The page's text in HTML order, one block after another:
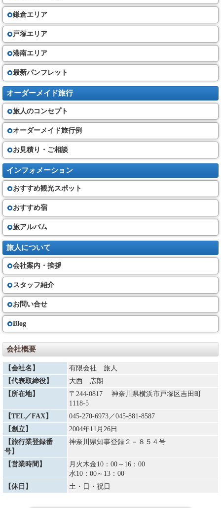
鎌倉エリア
戸塚エリア
港南エリア
最新パンフレット
オーダーメイド旅行
旅人のコンセプト
オーダーメイド旅行例
お見積り・ご相談
インフォメーション
おすすめ観光スポット
おすすめ宿
旅アルバム
旅人について
会社案内・挨拶
スタッフ紹介
お問い合せ
Blog
会社概要
【会社名】
有限会社 旅人
【代表取締役】
大西 広朗
【所在地】
〒244-0817 神奈川県横浜市戸塚区吉田町
1118-5
【TEL／FAX】
045-270-6973／045-881-8587
【創立】
2004年11月26日
【旅行業登録番
号】
神奈川県知事登録２－８５４号
【営業時間】
月火木金10：00～16：00
水10：00～13：00
【休日】
土・日・祝日